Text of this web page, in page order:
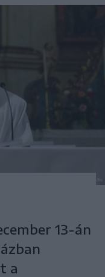
13-án
a